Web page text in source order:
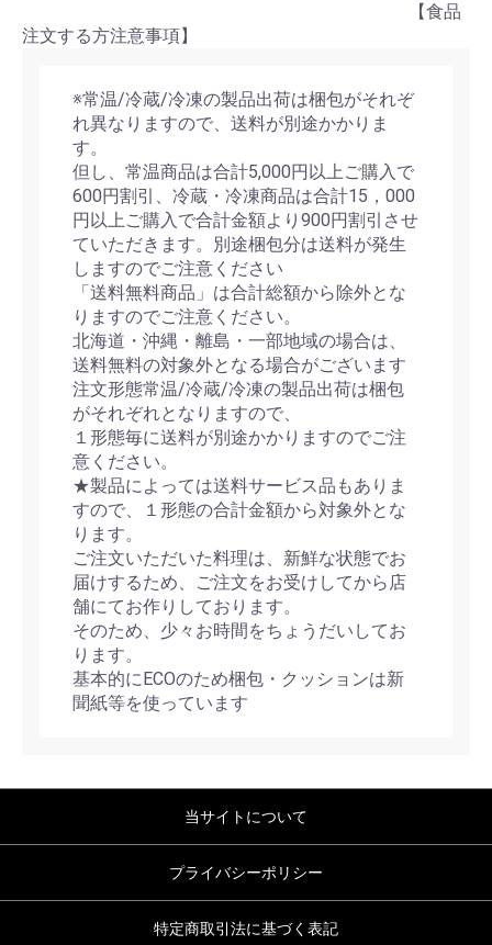
【食品
注文する方注意事項】
※常温/冷蔵/冷凍の製品出荷は梱包がそれぞ
れ異なりますので、送料が別途かかりま
す。
但し、常温商品は合計5,000円以上ご購入で
600円割引、冷蔵・冷凍商品は合計15，000
円以上ご購入で合計金額より900円割引させ
ていただきます。別途梱包分は送料が発生
しますのでご注意ください
「送料無料商品」は合計総額から除外とな
りますのでご注意ください。
北海道・沖縄・離島・一部地域の場合は、
送料無料の対象外となる場合がございます
注文形態常温/冷蔵/冷凍の製品出荷は梱包
がそれぞれとなりますので、
１形態毎に送料が別途かかりますのでご注
意ください。
★製品によっては送料サービス品もありま
すので、１形態の合計金額から対象外とな
ります。
ご注文いただいた料理は、新鮮な状態でお
届けするため、ご注文をお受けしてから店
舗にてお作りしております。
そのため、少々お時間をちょうだいしてお
ります。
基本的にECOのため梱包・クッションは新
聞紙等を使っています
当サイトについて
プライバシーポリシー
特定商取引法に基づく表記